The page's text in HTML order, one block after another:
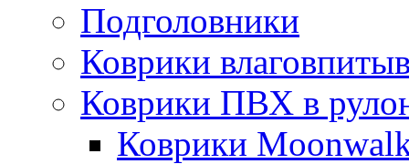
Подголовники
Коврики
Коврики ПВХ в
Коврики